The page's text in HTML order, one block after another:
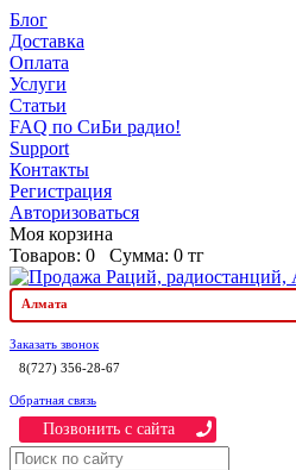
Блог
Доставка
Оплата
Услуги
Статьи
FAQ по СиБи радио!
Support
Контакты
Регистрация
Авторизоваться
Моя корзина
Товаров: 0 Сумма: 0 тг
Алмата
Заказать звонок
8(727) 356-28-67
Обратная связь
Позвонить c сайта